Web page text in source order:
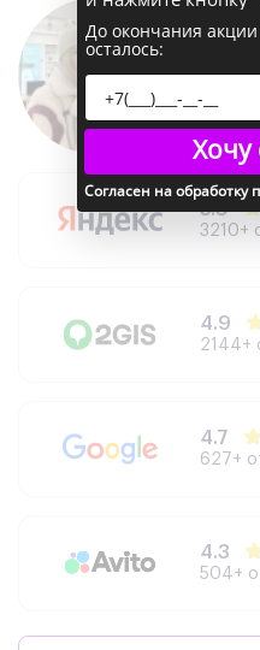
5.0
3210+
4.9
2144+
4.7
627+
4.3
504+
До окончания акции
осталось:
Хочу
Согласен на обработку